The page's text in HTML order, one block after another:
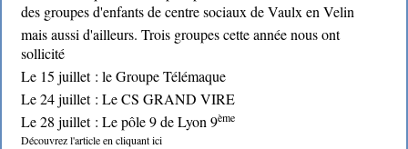
des groupes d'enfants de centre sociaux de Vaulx en Velin
mais aussi d'ailleurs. Trois groupes cette année nous ont
sollicité
Le 15 juillet : le Groupe Télémaque
Le 24 juillet : Le CS GRAND VIRE
Le 28 juillet : Le pôle 9 de Lyon 9ème
Découvrez l'article en cliquant ici